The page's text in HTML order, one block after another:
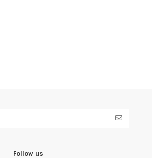
Follow us